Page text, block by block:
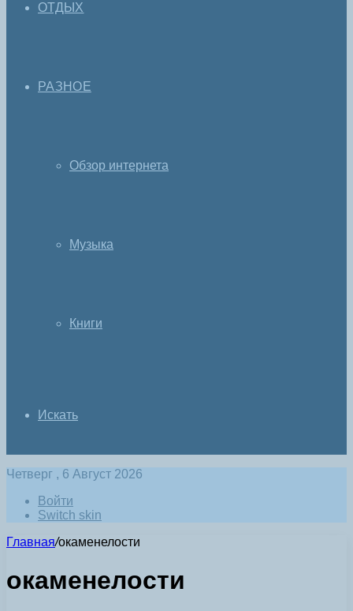
ОТДЫХ
РАЗНОЕ
Обзор интернета
Музыка
Книги
Искать
Четверг , 6 Август 2026
Войти
Switch skin
Главная/окаменелости
окаменелости